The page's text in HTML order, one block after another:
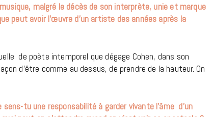
malgré le décès de son interprète, unie et marque
peut avoir l’œuvre d’un artiste des années après la
de poète intemporel que dégage Cohen, dans son
d’être comme au dessus, de prendre de la hauteur. On
tu une responsabilité à garder vivante l’âme d’un